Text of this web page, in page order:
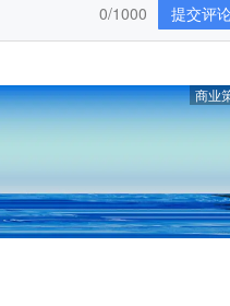
提交评
0/1000
商业